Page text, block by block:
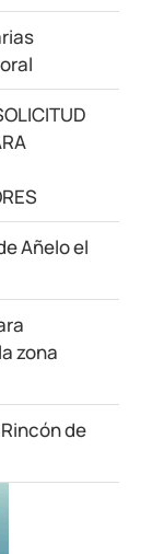
Añelo el
zona
de